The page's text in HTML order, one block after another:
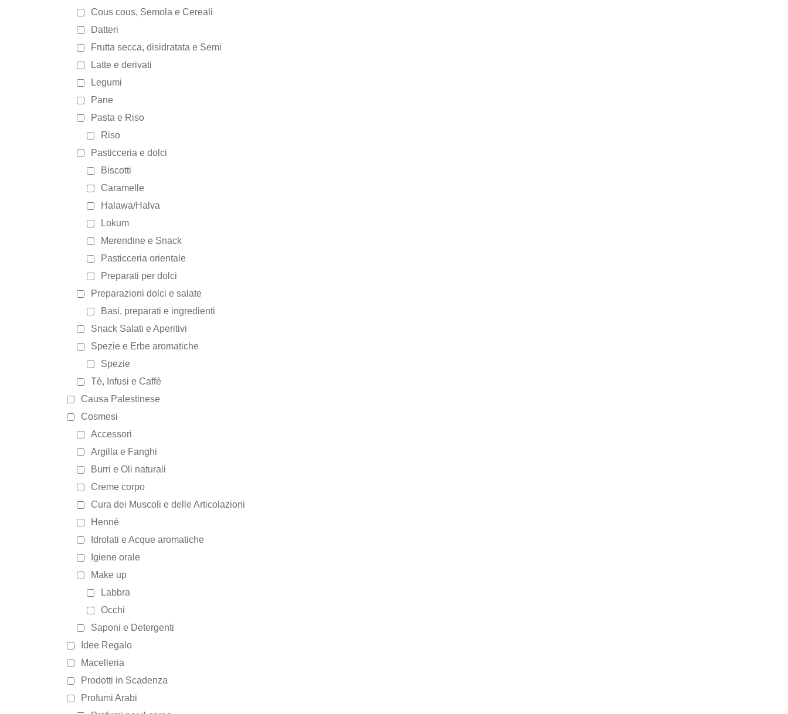
Cous cous, Semola e Cereali
Datteri
Frutta secca, disidratata e Semi
Latte e derivati
Legumi
Pane
Pasta e Riso
Riso
Pasticceria e dolci
Biscotti
Caramelle
Halawa/Halva
Lokum
Merendine e Snack
Pasticceria orientale
Preparati per dolci
Preparazioni dolci e salate
Basi, preparati e ingredienti
Snack Salati e Aperitivi
Spezie e Erbe aromatiche
Spezie
Tè, Infusi e Caffè
Causa Palestinese
Cosmesi
Accessori
Argilla e Fanghi
Burri e Oli naturali
Creme corpo
Cura dei Muscoli e delle Articolazioni
Henné
Idrolati e Acque aromatiche
Igiene orale
Make up
Labbra
Occhi
Saponi e Detergenti
Idee Regalo
Macelleria
Prodotti in Scadenza
Profumi Arabi